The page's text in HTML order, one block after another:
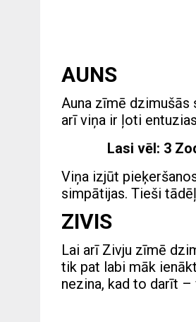
AUNS
Auna zīmē
arī viņa ir ļoti
Lasi vēl: 3
Viņa izjūt
simpātijas. Tieši
ZIVIS
Lai arī Zivju zīmē
tik pat labi māk
nezina, kad to darīt –